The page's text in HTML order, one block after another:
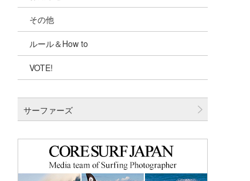
千葉北
伊豆
千葉南
四国
沖縄
その他
ルール＆How to
VOTE!
サーファーズ